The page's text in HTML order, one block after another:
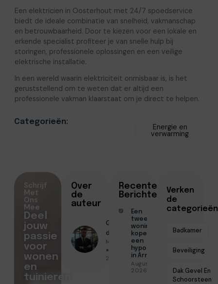
Een elektricien in Oosterhout met 24/7 spoedservice
biedt de ideale combinatie van snelheid, vakmanschap
en betrouwbaarheid. Door te kiezen voor een lokale en
erkende specialist profiteer je van snelle hulp bij
storingen, professionele oplossingen en een veilige
elektrische installatie.
In een wereld waarin elektriciteit onmisbaar is, is het
geruststellend om te weten dat er altijd een
professionele vakman klaarstaat om je direct te helpen.
Categorieën:
Energie en
verwarming
Over
de
auteur
Geschreven
door
Menno Maas
● Juni 25,
2026
Recente
Berichten
Een
tweede
woning
kopen met
een
hypotheek
in Arnhem
Augustus 7,
2026
Verken
de
categorieën
Badkamer
Beveiliging
Dak Gevel En
Schoorsteen
Schrijf
Met
Ons
Mee
Deel
jouw
passie
voor
wonen
en
tuinieren